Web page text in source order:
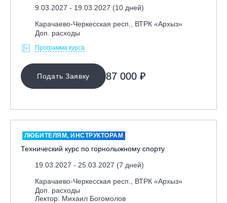
9.03.2027 - 19.03.2027 (10 дней)
Карачаево-Черкесская респ., ВТРК «Архыз»
Доп. расходы
Программа курса
Подать Заявку 87 000 ₽
ЛЮБИТЕЛЯМ, ИНСТРУКТОРАМ
Технический курс по горнолыжному спорту
19.03.2027 - 25.03.2027 (7 дней)
Карачаево-Черкесская респ., ВТРК «Архыз»
Доп. расходы
Лектор: Михаил Богомолов